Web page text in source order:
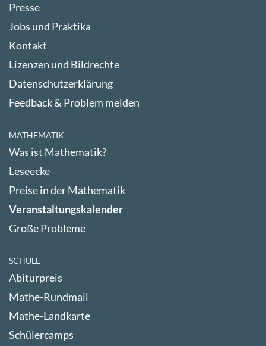
Presse
Jobs und Praktika
Kontakt
Lizenzen und Bildrechte
Datenschutzerklärung
Feedback & Problem melden
MATHEMATIK
Was ist Mathematik?
Leseecke
Preise in der Mathematik
Veranstaltungskalender
Große Probleme
SCHULE
Abiturpreis
Mathe-Rundmail
Mathe-Landkarte
Schülercamps